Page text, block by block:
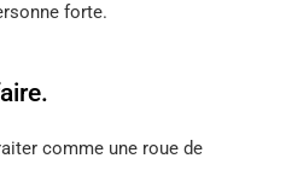
forte.
comme une roue de